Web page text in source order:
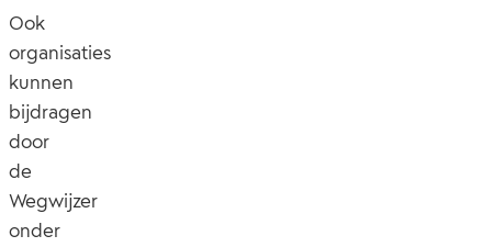
Ook
organisaties
kunnen
bijdragen
door
de
Wegwijzer
onder